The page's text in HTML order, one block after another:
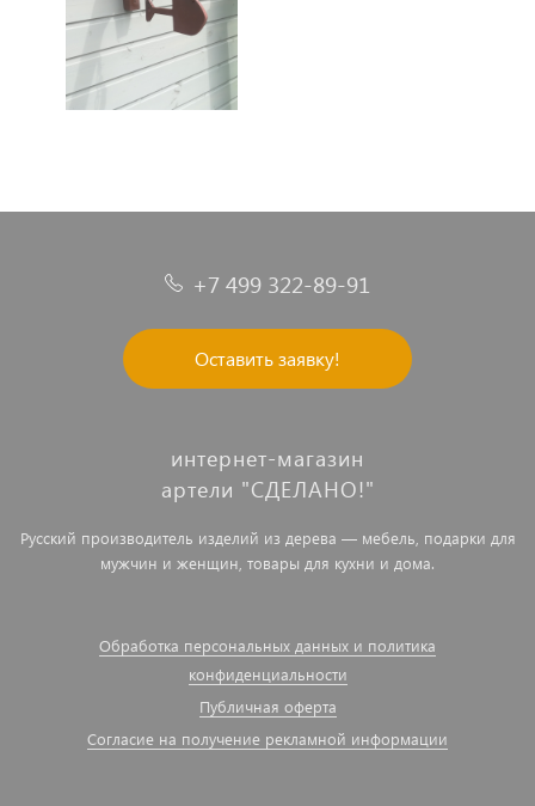
+7 499 322-89-91
Оставить заявку!
интернет-магазин
артели "СДЕЛАНО!"
Русский производитель изделий из дерева — мебель, подарки для
мужчин и женщин, товары для кухни и дома.
Обработка персональных данных и политика
конфиденциальности
Публичная оферта
Согласие на получение рекламной информации